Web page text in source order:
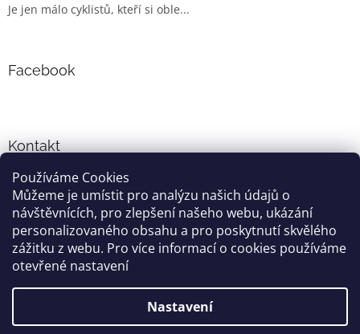
Používáme Cookies
Můžeme je umístit pro analýzu našich údajů o
návštěvnících, pro zlepšení našeho webu, ukázání
personalizovaného obsahu a pro poskytnutí skvělého
zážitku z webu. Pro více informací o cookies používáme
otevřené nastavení
Nastavení
Je jen málo cyklistů, kteří si oble...
Facebook
Kontakt
info@cyklo-obleceni.cz
+420777081700
jsme na facebooku